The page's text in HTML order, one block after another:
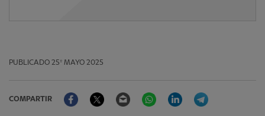
PUBLICADO 25º MAYO 2025
COMPARTIR
FacebookTwitter Email WhatsAppLinkedIn